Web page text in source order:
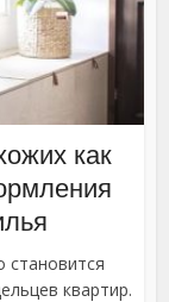
как
становится
квартир.